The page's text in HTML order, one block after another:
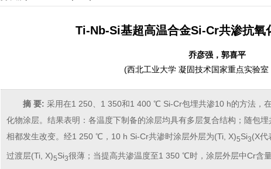
Ti-Nb-Si基超高温合金Si-Cr共渗抗氧
乔彦强，郭喜平
(西北工业大学 凝固技术国家重点实验
摘 要: 采用在1 250、1 350和1 400 ℃ Si-Cr包埋共渗10 h的方法，
化物涂层。结果表明：各温度下制备的涂层均具有多层复合结构；随包
相都发生改变。经1 250 ℃，10 h Si-Cr共渗时涂层外层为(Ti, X)5Si3(X代
过渡层(Ti, X)5Si3很薄；当提高共渗温度至1 350 ℃时，涂层外层中Cr含